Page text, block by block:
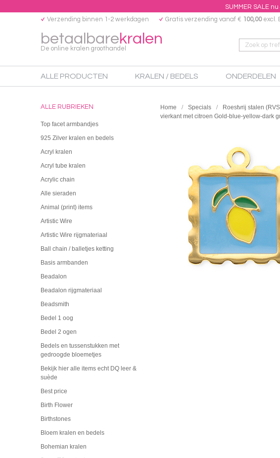
SUMMER SALE
betaalbarekralen
De online kralen groothandel
Verzending binnen 1-2 werkdagen Gratis verzending vanaf € 100,00excl.
ALLE PRODUCTEN KRALEN / BEDELS ONDERDELEN
ALLE RUBRIEKEN
Top facet armbandjes
925 Zilver kralen en bedels
Acryl kralen
Acryl tube kralen
Acrylic chain
Alle sieraden
Animal (print) items
Artistic Wire
Artistic Wire rijgmateriaal
Ball chain / balletjes ketting
Basis armbanden
Beadalon
Beadalon rijgmateriaal
Beadsmith
Bedel 1 oog
Bedel 2 ogen
Bedels en tussenstukken met
gedroogde bloemetjes
Bekijk hier alle items echt DQ leer &
suède
Best price
Birth Flower
Birthstones
Bloem kralen en bedels
Bohemian kralen
Home Specials Roestvrij stalen
vierkant met citroen Gold-blue-yellow-dark